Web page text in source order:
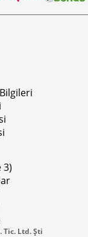
1968-
3)
Tic. Ltd. Şti